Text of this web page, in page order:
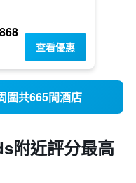
查看優惠
共665間酒店
附近評分最高